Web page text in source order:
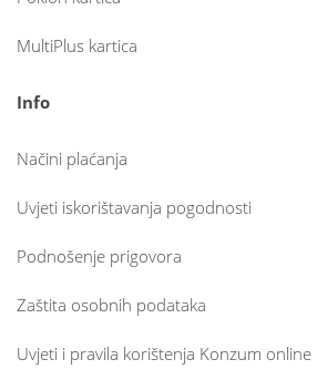
MultiPlus kartica
Info
Načini plaćanja
Uvjeti iskorištavanja pogodnosti
Podnošenje prigovora
Zaštita osobnih podataka
Uvjeti i pravila korištenja Konzum